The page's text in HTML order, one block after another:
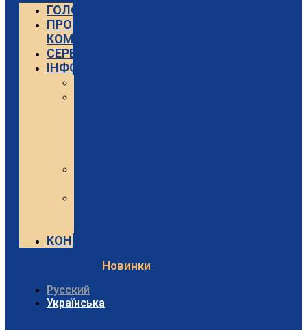
ГОЛОВНА
ПРО
КОМПАНІЮ
СЕРВІС
ІНФОРМАЦІЯ
КОНТАКТИ
Новинки
Русский
Українська